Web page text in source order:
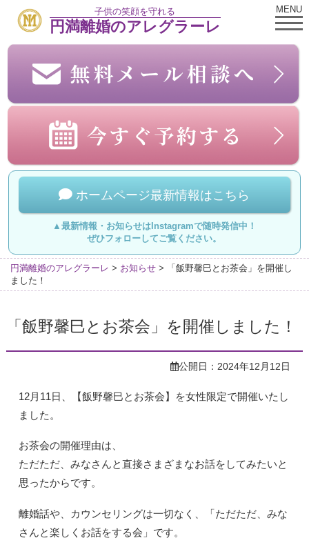
子供の笑顔を守れる
円満離婚のアレグラーレ
MENU
ホームページ最新情報はこちら
▲最新情報・お知らせはInstagramで随時発信中！
ぜひフォローしてご覧ください。
円満離婚のアレグラーレ > お知らせ >
「飯野馨巳とお茶会」を開催し
ました！
「飯野馨巳とお茶会」を開催しました！
公開日：2024年12月12日
12月11日、【飯野馨巳とお茶会】を女性限定で開催いたし
ました。
お茶会の開催理由は、
ただただ、みなさんと直接さまざまなお話をしてみたいと
思ったからです。
離婚話や、カウンセリングは一切なく、「ただただ、みな
さんと楽しくお話をする会」です。